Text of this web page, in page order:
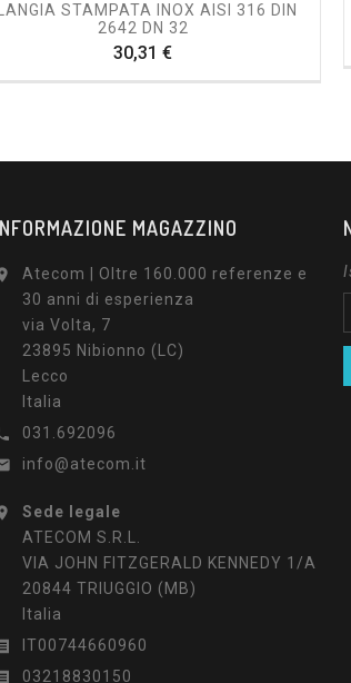
STAMPATA INOX AISI 316 DIN
2642 DN 32
30,31 €Prezzo
MAGAZZINO
Atecom | Oltre 160.000 referenze e
30 anni di esperienza
via Volta, 7
23895 Nibionno (LC)
Lecco
Italia
031.692096
info@atecom.it
Sede legale
ATECOM S.R.L.
VIA JOHN FITZGERALD KENNEDY 1/A
20844 TRIUGGIO (MB)
Italia
IT00744660960
03218830150